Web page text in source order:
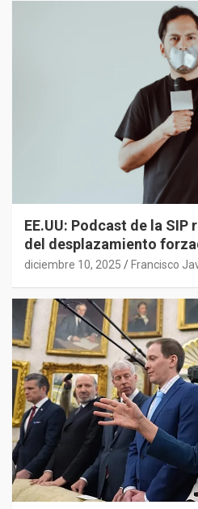
EE.UU: Podcast de la
del desplazamiento
diciembre 10, 2025 Francisco